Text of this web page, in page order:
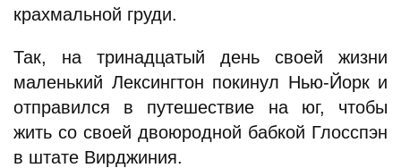
крахмальной груди.
Так, на тринадцатый день своей жизни
маленький Лексингтон покинул Нью-Йорк и
отправился в путешествие на юг, чтобы
жить со своей двоюродной бабкой Глосспэн
в штате Вирджиния.